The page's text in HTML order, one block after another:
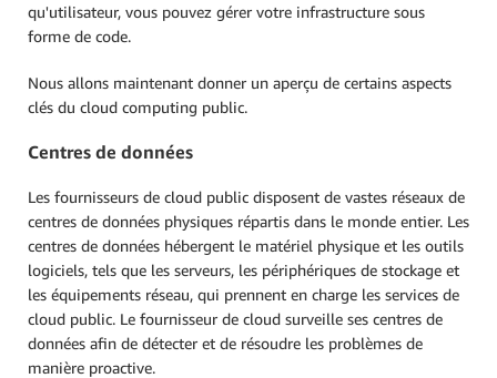
qu'utilisateur, vous pouvez gérer votre infrastructure sous
forme de code.
Nous allons maintenant donner un aperçu de certains aspects
clés du cloud computing public.
Centres de données
Les fournisseurs de cloud public disposent de vastes réseaux de
centres de données physiques répartis dans le monde entier. Les
centres de données hébergent le matériel physique et les outils
logiciels, tels que les serveurs, les périphériques de stockage et
les équipements réseau, qui prennent en charge les services de
cloud public. Le fournisseur de cloud surveille ses centres de
données afin de détecter et de résoudre les problèmes de
manière proactive.